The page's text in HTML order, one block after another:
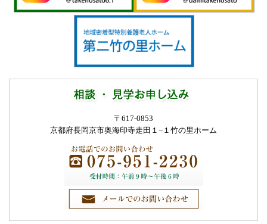
〒617-0853
京都府長岡京市奥海印寺走田１−１ 竹の里ホーム